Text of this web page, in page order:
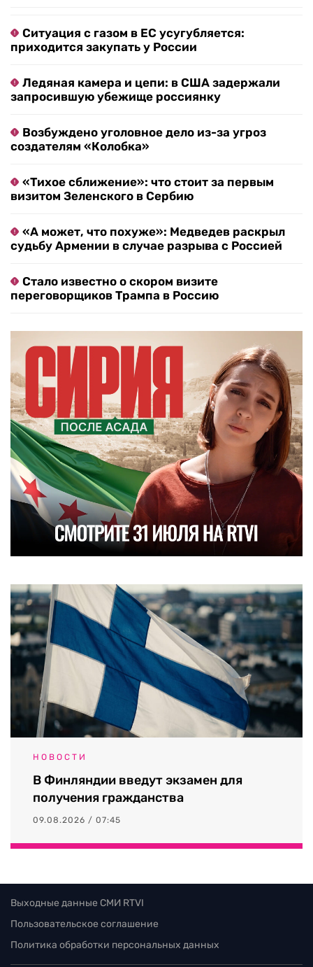
Ситуация с газом в ЕС усугубляется:
приходится закупать у России
Ледяная камера и цепи: в США задержали
запросившую убежище россиянку
Возбуждено уголовное дело из-за угроз
создателям «Колобка»
«Тихое сближение»: что стоит за первым
визитом Зеленского в Сербию
«А может, что похуже»: Медведев раскрыл
судьбу Армении в случае разрыва с Россией
Стало известно о скором визите
переговорщиков Трампа в Россию
НОВОСТИ
В Финляндии введут экзамен для
получения гражданства
09.08.2026 / 07:45
Выходные данные СМИ RTVI
Пользовательское соглашение
Политика обработки персональных данных